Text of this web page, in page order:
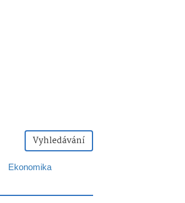
Vyhledávání
Ekonomika